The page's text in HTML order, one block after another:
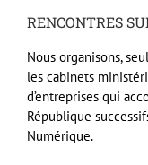
RENCONTRES
Nous organisons,
les cabinets
d’entreprises qui
République
Numérique.